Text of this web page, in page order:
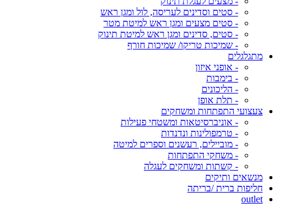
- סטים וסדינים לעריסה, לול ומגן ראש
- סטים מצעים ומגן ראש למיטת מטר
- סטים, סדינים ומגן ראש למיטת תינוק
- שמיכות טריקו/ שמיכות חורף
מתגלגלים
- אופני איזון
- בימבות
- הליכונים
- תלת אופן
צעצועי התפתחות ומשחקים
- אוניברסיטאות ומשטחי פעילות
- טרמפולינות ונדנדות
- מוביילים, רעשנים וספרים למיטה
- משחקי התפתחות
- קשתות ומשחקים לעגלה
מנשאים ותיקים
חליפות ברית /בריתה
outlet